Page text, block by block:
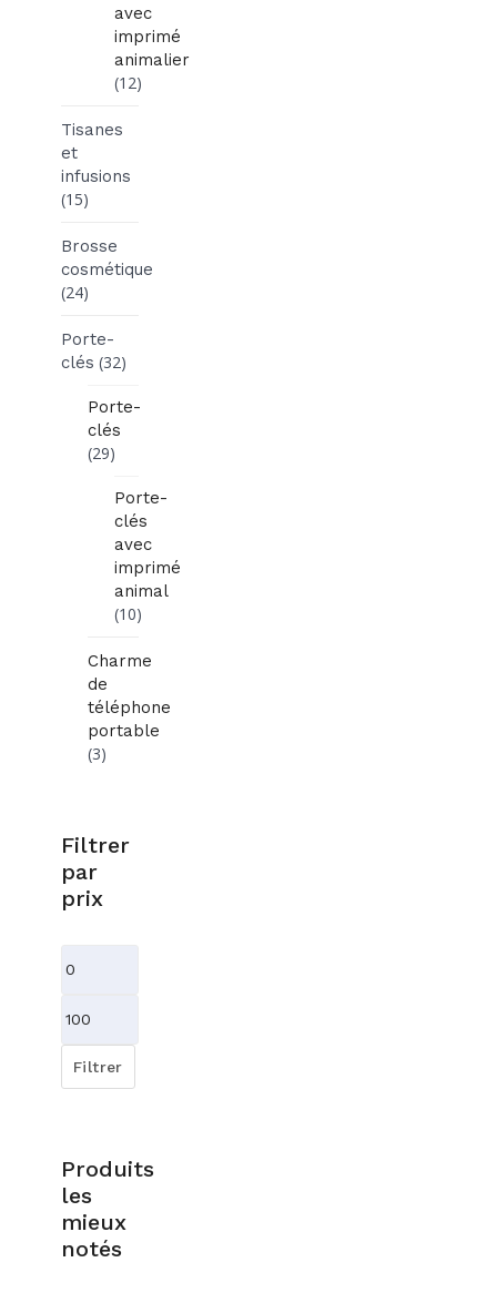
avec
imprimé
animalier
(12)
Tisanes
et
infusions
(15)
Brosse
cosmétique
(24)
Porte-
clés (32)
Porte-
clés
(29)
Porte-
clés
avec
imprimé
animal
(10)
Charme
de
téléphone
portable
(3)
Filtrer
par
prix
Prix
Prix
max
Filtrer
Produits
les
mieux
notés